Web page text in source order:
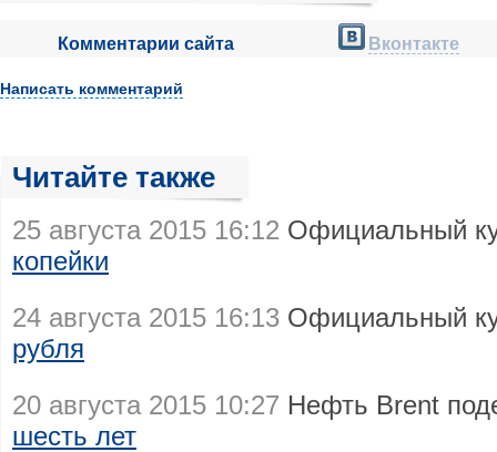
Комментарии сайта Вконтакте
Написать комментарий
Читайте также
25 августа 2015 16:12 Официальный
копейки
24 августа 2015 16:13 Официальный
рубля
20 августа 2015 10:27 Нефть Brent
шесть лет